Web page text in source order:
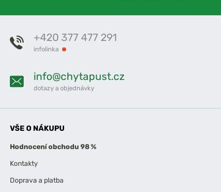
+420 377 477 291
infolinka
info@chytapust.cz
dotazy a objednávky
VŠE O NÁKUPU
Hodnocení obchodu 98 %
Kontakty
Doprava a platba